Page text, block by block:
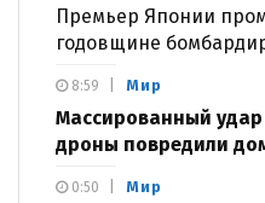
Премьер Японии
годовщине
Мир
Массированный
дроны повредили
8:59
Мир
0:50